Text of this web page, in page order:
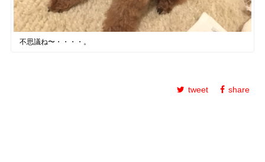
不思議ね〜・・・・。
tweet share